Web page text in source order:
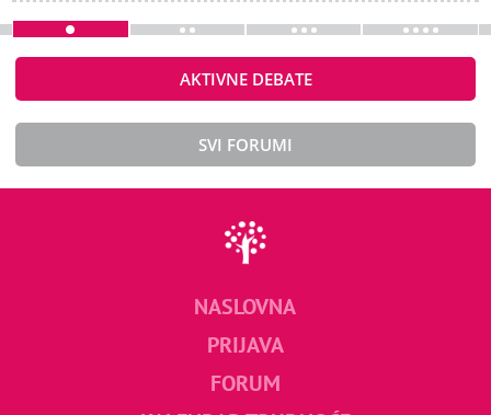
AKTIVNE DEBATE
SVI FORUMI
NASLOVNA
PRIJAVA
FORUM